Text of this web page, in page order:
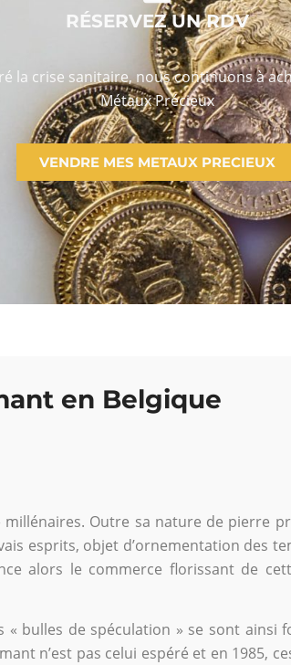
RÉSERVEZ UN RDV
la crise sanitaire, nous continuons à
Métaux Précieux
VENDRE MES METAUX PRECIEUX
en Belgique
Outre sa nature de pierre
esprits, objet d’ornementation des
alors le commerce florissant de
bulles de spéculation » se sont ainsi
n’est pas celui espéré et en 1985,